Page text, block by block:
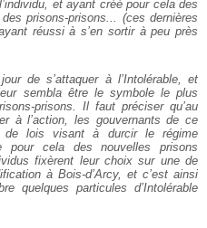
et ayant créé pour cela des
prisons-prisons... (ces dernières
réussi à s’en sortir à peu près
de s’attaquer à l’Intolérable, et
sembla être le symbole le plus
prisons. Il faut préciser qu’au
à l’action, les gouvernants de ce
de lois visant à durcir le régime
pour cela des nouvelles prisons
fixèrent leur choix sur une de
à Bois-d’Arcy, et c’est ainsi
quelques particules d’Intolérable